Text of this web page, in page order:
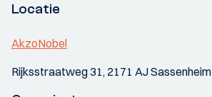
Locatie
AkzoNobel
Rijksstraatweg 31, 2171 AJ Sassenheim